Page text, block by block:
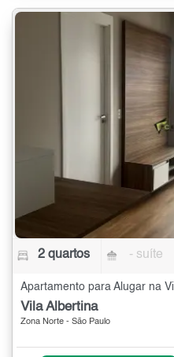
2 quartos - suíte
Vila Albertina
Zona Norte - São Paulo